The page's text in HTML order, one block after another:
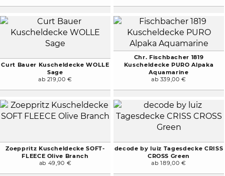
Curt Bauer Kuscheldecke WOLLE
Sage
ab 219,00 €
Chr. Fischbacher 1819
Kuscheldecke PURO Alpaka
Aquamarine
ab 339,00 €
Zoeppritz Kuscheldecke SOFT-
FLEECE Olive Branch
ab 49,90 €
decode by luiz Tagesdecke CRISS
CROSS Green
ab 189,00 €